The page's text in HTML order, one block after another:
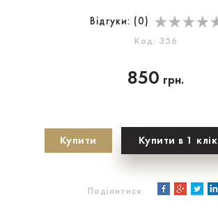
Відгуки: ( 0 )
Код: 356
850 грн.
Купити Купити в 1 клік
Поділитися: